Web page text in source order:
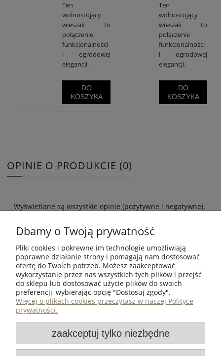
Ten
wolnostojący
wieszak to
połączenie
funkcjonalności
i ogrodowej
elegancji.
DO
KOSZYKA
Ten
wolnostojący
wieszak to
połączenie
funkcjonalności
i ogrodowej
elegancji.
DO
KOSZYKA
OPINIE O PRODUKCIE (0)
Wyświetlane są wszystkie opinie (pozytywne i negatywne).
ZAKUPY
POMOC
MOJE KONTO
INFORMACJE
Dbamy o Twoją prywatność
Pliki cookies i pokrewne im technologie umożliwiają
poprawne działanie strony i pomagają nam dostosować
ofertę do Twoich potrzeb. Możesz zaakceptować
wykorzystanie przez nas wszystkich tych plików i przejść
do sklepu lub dostosować użycie plików do swoich
preferencji, wybierając opcję "Dostosuj zgody".
Więcej o plikach cookies przeczytasz w naszej Polityce
prywatności.
zaakceptuj tylko niezbędne